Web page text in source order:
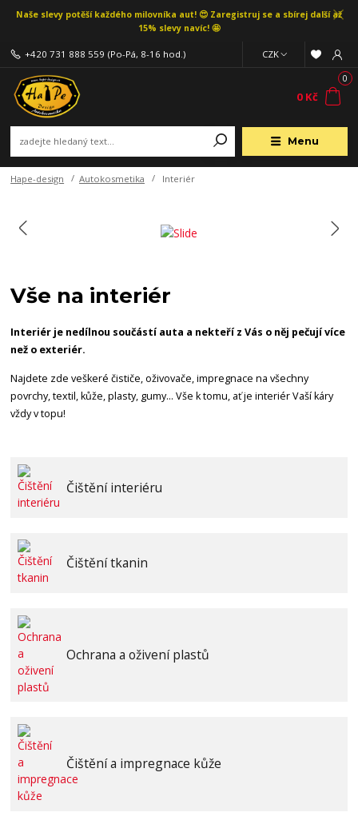
Naše slevy potěší každého milovníka aut! 😍 Zaregistruj se a sbírej další až
15% slevy navíc! 🤩
Menu
CZK
+420 731 888 559 (Po-Pá, 8-16 hod.)
0
0 Kč
Hape-design Autokosmetika Interiér
Vše na interiér
Interiér je nedílnou součástí auta a nekteří z Vás o něj pečují více
než o exteriér.
Najdete zde veškeré čističe, oživovače, impregnace na všechny
povrchy, textil, kůže, plasty, gumy... Vše k tomu, ať je interiér Vaší káry
vždy v topu!
Čištění interiéru
Čištění tkanin
Ochrana a oživení plastů
Čištění a impregnace kůže